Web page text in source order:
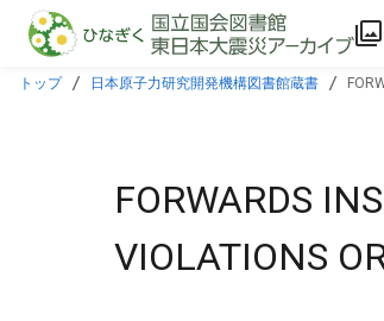
本文に飛ぶ
トップ 日本原子力研究開発機構図書館蔵書
FORWARDS
VIOLATIONS